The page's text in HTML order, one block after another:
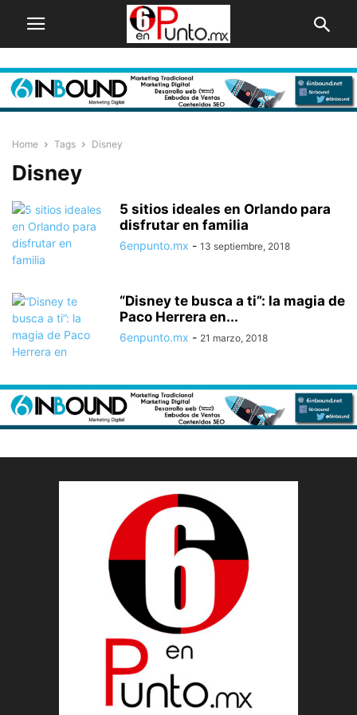
Home Tags Disney
Disney
5 sitios ideales en Orlando para
disfrutar en familia
6enpunto.mx - 13 septiembre, 2018
“Disney te busca a ti”: la magia de
Paco Herrera en...
6enpunto.mx - 21 marzo, 2018